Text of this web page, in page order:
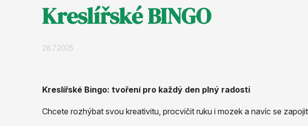
Kreslířské BINGO
28.7.2025
Kreslířské Bingo: tvoření pro každý den plný radosti
Chcete rozhýbat svou kreativitu, procvičit ruku i mozek a navíc se